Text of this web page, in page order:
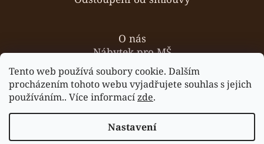
Tento web používá soubory cookie. Dalším
procházením tohoto webu vyjadřujete souhlas s jejich
používáním.. Více informacízde.
Nastavení
O nás
Nábytek pro MŠ
Hodnocení obchodu
Kontakty